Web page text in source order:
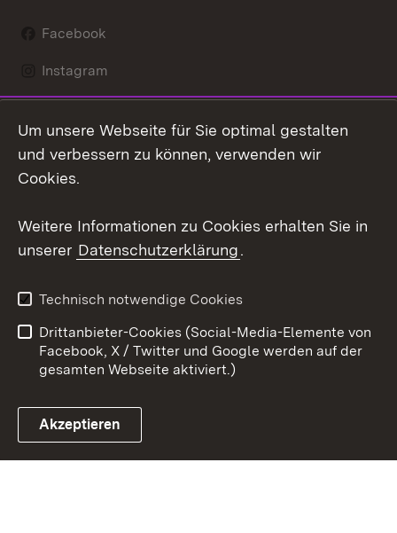
Facebook
Instagram
Mastodon
Youtube
Link zum Landesportal
Kontakt
Datenschutz
Barrierefreiheit
Impressum Cookies
Um unsere Webseite für Sie optimal gestalten
und verbessern zu können, verwenden wir
Cookies.
Weitere Informationen zu Cookies erhalten Sie in
unserer Datenschutzerklärung.
Technisch notwendige Cookies
Drittanbieter-Cookies (Social-Media-Elemente von
Facebook, X / Twitter und Google werden auf der
gesamten Webseite aktiviert.)
Akzeptieren